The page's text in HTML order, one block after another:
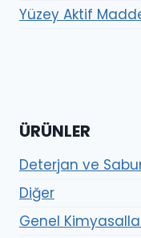
Yüzey Aktif
ÜRÜNLER
Deterjan ve
Diğer
Genel